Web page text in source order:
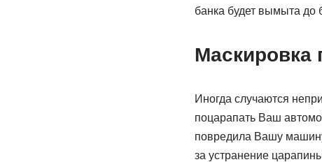
банка будет вымыта до
Маскировка
Иногда случаются
поцарапать Ваш
повредила Вашу
за устранение